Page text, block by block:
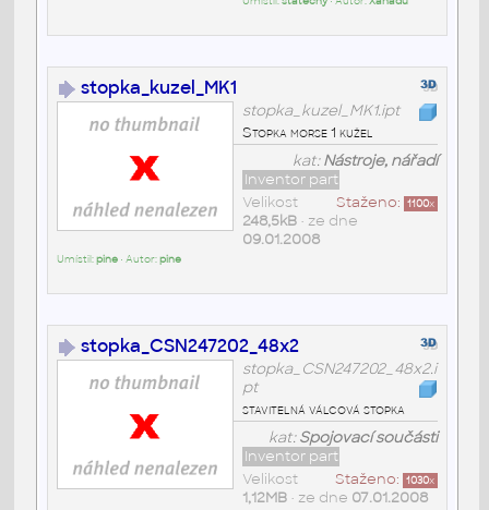
stopka_kuzel_MK1
stopka_kuzel_MK1.ipt
Stopka morse 1 kužel
kat:Nástroje, nářadí
Inventor part
Staženo: 1100x
Velikost
248,5kB• ze dne
09.01.2008
Umístil:pine• Autor:pine
stopka_CSN247202_48x2
stopka_CSN247202_48x2.i
pt
stavitelná válcová stopka
kat:Spojovací součásti
Inventor part
Staženo: 1030x
Velikost
1,12MB• ze dne 07.01.2008